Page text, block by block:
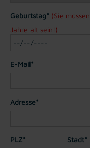
Geburtstag* (Sie
Jahre alt sein!)
E-Mail*
Adresse*
PLZ* Stadt*